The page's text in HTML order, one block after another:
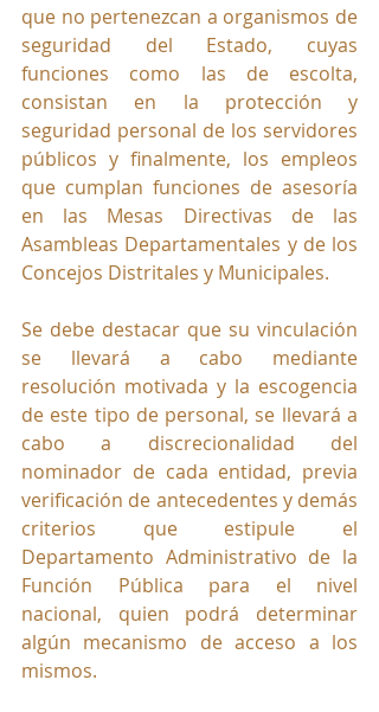
que no pertenezcan a organismos de
seguridad del Estado, cuyas
funciones como las de escolta,
consistan en la protección y
seguridad personal de los servidores
públicos y finalmente, los empleos
que cumplan funciones de asesoría
en las Mesas Directivas de las
Asambleas Departamentales y de los
Concejos Distritales y Municipales.
Se debe destacar que su vinculación
se llevará a cabo mediante
resolución motivada y la escogencia
de este tipo de personal, se llevará a
cabo a discrecionalidad del
nominador de cada entidad, previa
verificación de antecedentes y demás
criterios que estipule el
Departamento Administrativo de la
Función Pública para el nivel
nacional, quien podrá determinar
algún mecanismo de acceso a los
mismos.